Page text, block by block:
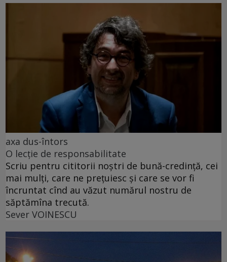
axa dus-întors
O lecție de responsabilitate
Scriu pentru cititorii noștri de bună-credință, cei
mai mulți, care ne prețuiesc și care se vor fi
încruntat cînd au văzut numărul nostru de
săptămîna trecută.
Sever VOINESCU